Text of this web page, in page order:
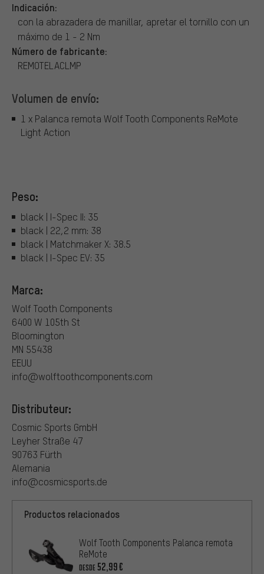
Indicación:
con la abrazadera de manillar, apretar el tornillo con un
máximo de 1 - 2 Nm
Número de fabricante:
REMOTELACLMP
Volumen de envío:
1 x Palanca remota Wolf Tooth Components ReMote
Light Action
Peso:
black | I-Spec II: 35
black | 22,2 mm: 38
black | Matchmaker X: 38.5
black | I-Spec EV: 35
Marca:
Wolf Tooth Components
6400 W 105th St
Bloomington
MN 55438
EEUU
info@wolftoothcomponents.com
Distributeur:
Cosmic Sports GmbH
Leyher Straße 47
90763 Fürth
Alemania
info@cosmicsports.de
Productos relacionados
Wolf Tooth Components Palanca remota
ReMote
DESDE 52,99€